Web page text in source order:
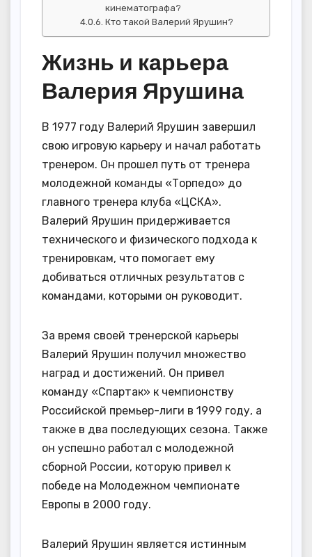
кинематографа?
Кто такой Валерий Ярушин?
Жизнь и карьера
Валерия Ярушина
В 1977 году Валерий Ярушин завершил
свою игровую карьеру и начал работать
тренером. Он прошел путь от тренера
молодежной команды «Торпедо» до
главного тренера клуба «ЦСКА».
Валерий Ярушин придерживается
технического и физического подхода к
тренировкам, что помогает ему
добиваться отличных результатов с
командами, которыми он руководит.
За время своей тренерской карьеры
Валерий Ярушин получил множество
наград и достижений. Он привел
команду «Спартак» к чемпионству
Российской премьер-лиги в 1999 году, а
также в два последующих сезона. Также
он успешно работал с молодежной
сборной России, которую привел к
победе на Молодежном чемпионате
Европы в 2000 году.
Валерий Ярушин является истинным